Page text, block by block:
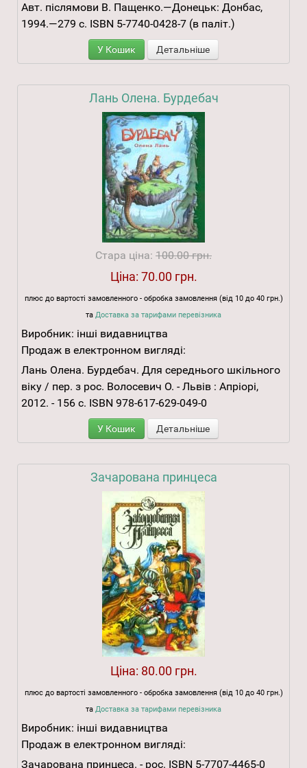
Авт. післямови В. Пащенко.—Донецьк: Донбас,
1994.—279 с. ISBN 5-7740-0428-7 (в паліт.)
У Кошик Детальніше
Лань Олена. Бурдебач
Стара ціна: 100.00 грн.
Ціна: 70.00 грн.
плюс до вартості замовленного - обробка замовлення (від 10 до 40 грн.)
та Доставка за тарифами перевізника
Виробник: інші видавництва
Продаж в електронном вигляді:
Лань Олена. Бурдебач. Для середнього шкільного
віку / пер. з рос. Волосевич О. - Львів : Апріорі,
2012. - 156 с. ISBN 978-617-629-049-0
У Кошик Детальніше
Зачарована принцеса
Ціна: 80.00 грн.
плюс до вартості замовленного - обробка замовлення (від 10 до 40 грн.)
та Доставка за тарифами перевізника
Виробник: інші видавництва
Продаж в електронном вигляді:
Зачарована принцеса. - рос. ISBN 5-7707-4465-0